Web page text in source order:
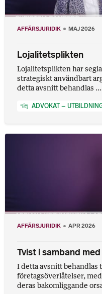
AFFÄRSJURIDIK MAJ 2026
Lojalitetsplikten
Lojalitetsplikten har
strategiskt användbart
detta avsnitt behandlas ...
ADVOKAT –
AFFÄRSJURIDIK APR 2026
Tvist i samband
I detta avsnitt
företagsöverlåtelser,
deras bakomliggande